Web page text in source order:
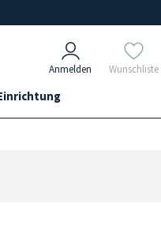
Anmelden Wunschliste